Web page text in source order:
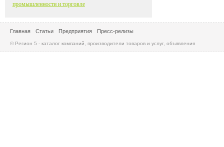
промышленности и торговле
Главная Статьи Предприятия Пресс-релизы
© Регион 5 - каталог компаний, производители товаров и услуг, объявления